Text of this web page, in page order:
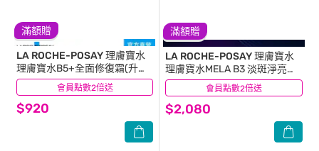
滿額贈
會員點數2倍送
LA ROCHE-POSAY 理膚寶水
理膚寶水B5+全面修復霜(升級
版)100ml
$920
(117)
滿額贈
會員點數2倍送
LA ROCHE-POSAY 理膚寶水
理膚寶水MELA B3 淡斑淨亮精
華 30ml
$2,080
(22)